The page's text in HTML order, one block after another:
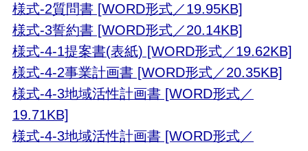
様式-2質問書 [WORD形式／19.95KB]
様式-3誓約書 [WORD形式／20.14KB]
様式-4-1提案書(表紙) [WORD形式／19.62KB]
様式-4-2事業計画書 [WORD形式／20.35KB]
様式-4-3地域活性計画書 [WORD形式／
19.71KB]
様式-4-3地域活性計画書 [WORD形式／